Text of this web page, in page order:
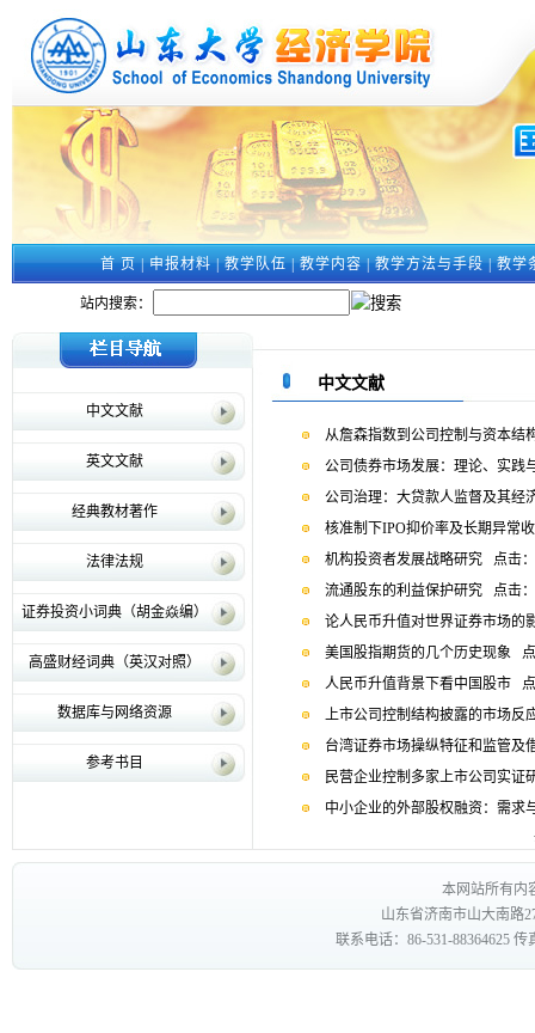
首 页|申报材料|教学队伍|教学内容|教学方法与手段|教学
站内搜索：
中文文献
英文文献
经典教材著作
法律法规
证券投资小词典（胡金焱编）
高盛财经词典（英汉对照）
数据库与网络资源
参考书目
中文文献
从詹森指数到公司控制与资本结
公司债券市场发展：理论、实践
公司治理：大贷款人监督及其经
核准制下IPO抑价率及长期异常
机构投资者发展战略研究点击
流通股东的利益保护研究点击
论人民币升值对世界证券市场的
美国股指期货的几个历史现象点
人民币升值背景下看中国股市点
上市公司控制结构披露的市场反
台湾证券市场操纵特征和监管及
民营企业控制多家上市公司实证
中小企业的外部股权融资：需求
本网站所有内
山东省济南市山大南路
联系电话：86-531-88364625 传